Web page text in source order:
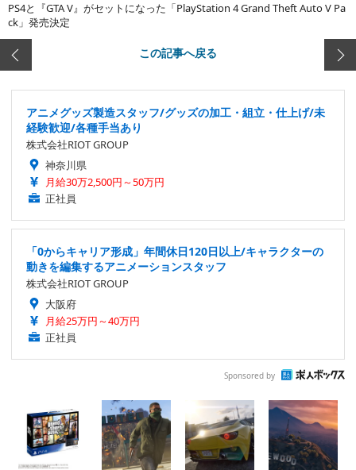
PS4と『GTA V』がセットになった「PlayStation 4 Grand Theft Auto V Pa
ck」発売決定
この記事へ戻る
アニメグッズ製造スタッフ/グッズの加工・組立・仕上げ/未
経験歓迎/各種手当あり
株式会社RIOT GROUP
神奈川県
月給30万2,500円～50万円
正社員
「0からキャリア形成」年間休日120日以上/キャラクターの
動きを編集するアニメーションスタッフ
株式会社RIOT GROUP
大阪府
月給25万円～40万円
正社員
Sponsored by